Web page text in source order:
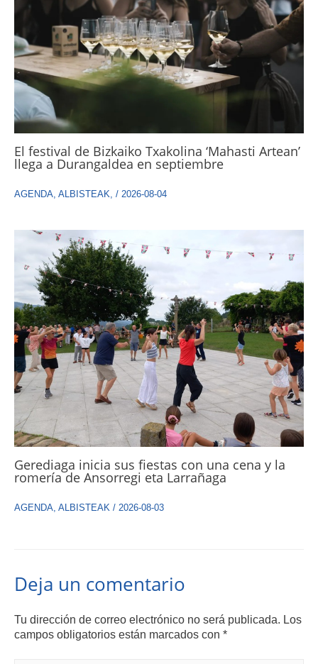
El festival de Bizkaiko Txakolina ‘Mahasti Artean’
llega a Durangaldea en septiembre
AGENDA ALBISTEAK / 2026-08-04
Gerediaga inicia sus fiestas con una cena y la
romería de Ansorregi eta Larrañaga
AGENDA ALBISTEAK / 2026-08-03
Deja un comentario
Tu dirección de correo electrónico no será publicada. Los
campos obligatorios están marcados con *